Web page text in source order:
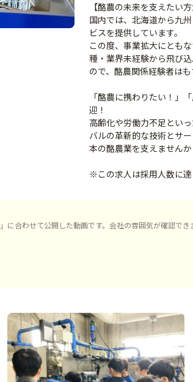
【酪農の未来を支えたい方
国内では、北海道から九
ビスを提供しています。
この度、事業拡大にとも
種・業界未経験から飛び
ので、酪農関係経験者は
「酪農に携わりたい！」
迎！
高齢化や労働力不足とい
バルの革新的な技術とサ
本の酪農業を支えませんか
※この求人は採用人数に
に合わせて公開した動画です。会社の雰囲気が確認でき